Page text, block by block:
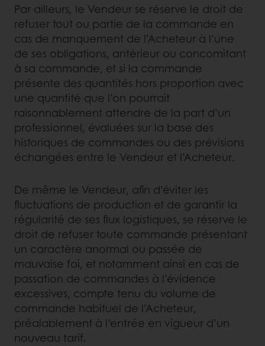
Par ailleurs, le Vendeur se réserve le droit de
refuser tout ou partie de la commande en
cas de manquement de l’Acheteur à l’une
de ses obligations, antérieur ou concomitant
à sa commande, et si la commande
présente des quantités hors proportion avec
une quantité que l’on pourrait
raisonnablement attendre de la part d’un
professionnel, évaluées sur la base des
historiques de commandes ou des prévisions
échangées entre le Vendeur et l’Acheteur.
De même le Vendeur, afin d’éviter les
fluctuations de production et de garantir la
régularité de ses flux logistiques, se réserve le
droit de refuser toute commande présentant
un caractère anormal ou passée de
mauvaise foi, et notamment ainsi en cas de
passation de commandes à l’évidence
excessives, compte tenu du volume de
commande habituel de l’Acheteur,
préalablement à l’entrée en vigueur d’un
nouveau tarif.